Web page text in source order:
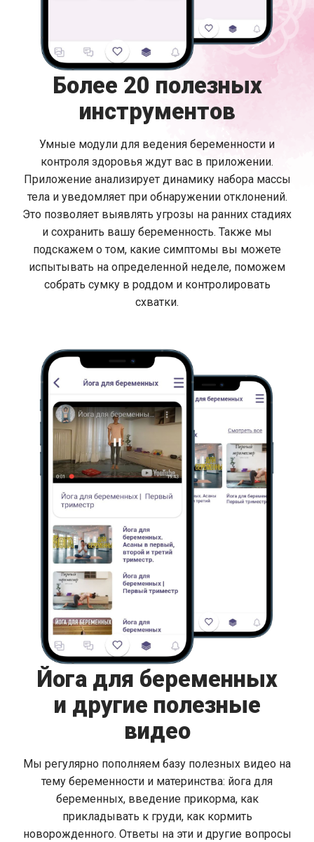
Более 20 полезных
инструментов
Умные модули для ведения беременности и
контроля здоровья ждут вас в приложении.
Приложение анализирует динамику набора массы
тела и уведомляет при обнаружении отклонений.
Это позволяет выявлять угрозы на ранних стадиях
и сохранить вашу беременность. Также мы
подскажем о том, какие симптомы вы можете
испытывать на определенной неделе, поможем
собрать сумку в роддом и контролировать
схватки.
Йога для беременных
и другие полезные
видео
Мы регулярно пополняем базу полезных видео на
тему беременности и материнства: йога для
беременных, введение прикорма, как
прикладывать к груди, как кормить
новорожденного. Ответы на эти и другие вопросы